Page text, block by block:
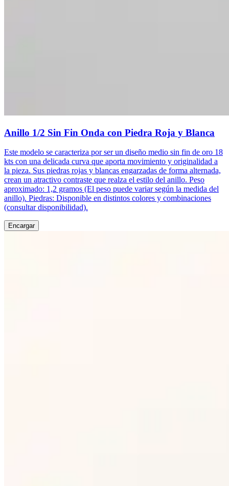
Anillo 1/2 Sin Fin Onda con Piedra Roja y Blanca
Este modelo se caracteriza por ser un diseño medio sin fin de oro 18
kts con una delicada curva que aporta movimiento y originalidad a
la pieza. Sus piedras rojas y blancas engarzadas de forma alternada,
crean un atractivo contraste que realza el estilo del anillo. Peso
aproximado: 1,2 gramos (El peso puede variar según la medida del
anillo). Piedras: Disponible en distintos colores y combinaciones
(consultar disponibilidad).
Encargar